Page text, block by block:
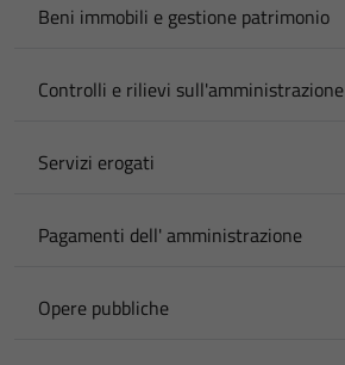
Beni immobili e gestione patrimonio
Controlli e rilievi sull'amministrazione
Servizi erogati
Pagamenti dell' amministrazione
Opere pubbliche